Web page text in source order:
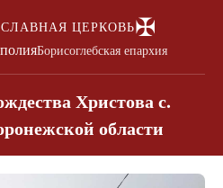
ЦЕРКОВЬ✠
Борисоглебская епархия
Христова с.
области